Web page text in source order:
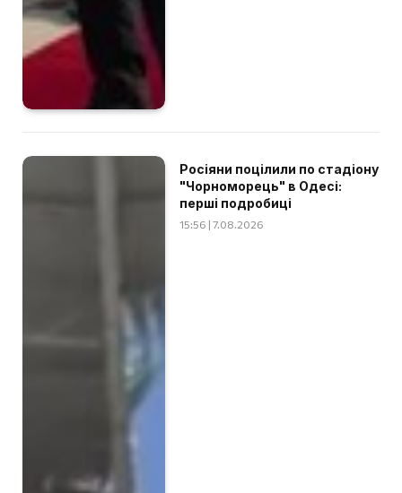
Росіяни поцілили по стадіону
"Чорноморець" в Одесі:
перші подробиці
15:56 | 7.08.2026